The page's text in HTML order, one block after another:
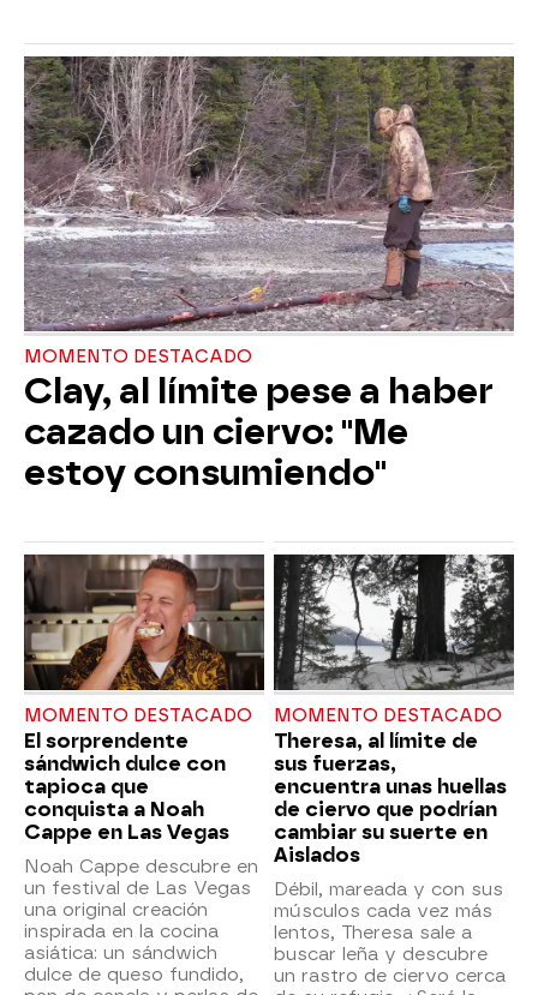
MOMENTO DESTACADO
Clay, al límite pese a haber
cazado un ciervo: "Me
estoy consumiendo"
MOMENTO DESTACADO
El sorprendente
sándwich dulce con
tapioca que
conquista a Noah
Cappe en Las Vegas
Noah Cappe descubre en
un festival de Las Vegas
una original creación
inspirada en la cocina
asiática: un sándwich
dulce de queso fundido,
MOMENTO DESTACADO
Theresa, al límite de
sus fuerzas,
encuentra unas huellas
de ciervo que podrían
cambiar su suerte en
Aislados
Débil, mareada y con sus
músculos cada vez más
lentos, Theresa sale a
buscar leña y descubre
un rastro de ciervo cerca